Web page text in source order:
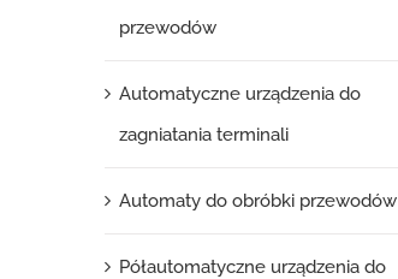
przewodów
Automatyczne urządzenia do
zagniatania terminali
Automaty do obróbki przewodów
Półautomatyczne urządzenia do